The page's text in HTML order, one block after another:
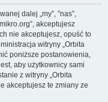
dalej „my”, ”nas”,
akceptujesz
nie akceptujesz, opuść to
witryny „Orbita
poniższe postanowienia,
aby użytkownicy sami
z witryny „Orbita
akceptujesz te zmiany ze